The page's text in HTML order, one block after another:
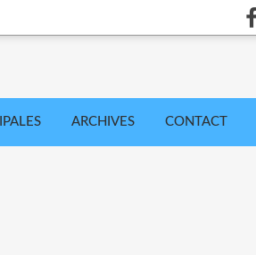
ARCHIVES CONTACT